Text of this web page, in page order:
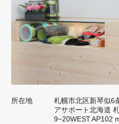
所在地
札幌市北区新琴似
アサポート北海道
9−20WEST.AP102